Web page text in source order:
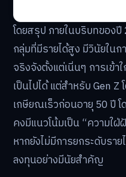
โดยสรุป ภายในบริบทของปี
กลุ่มที่มีรายได้สูง มีวินัยในก
จริงจังตั้งแต่เนิ่นๆ การเข้า
เป็นไปได้ แต่สำหรับ Gen Z
เกษียณเร็วก่อนอายุ 50 ปี โ
คงมีแนวโน้มเป็น “ความใฝ่
หากยังไม่มีการยกระดับรา
ลงทุนอย่างมีนัยสำคัญ